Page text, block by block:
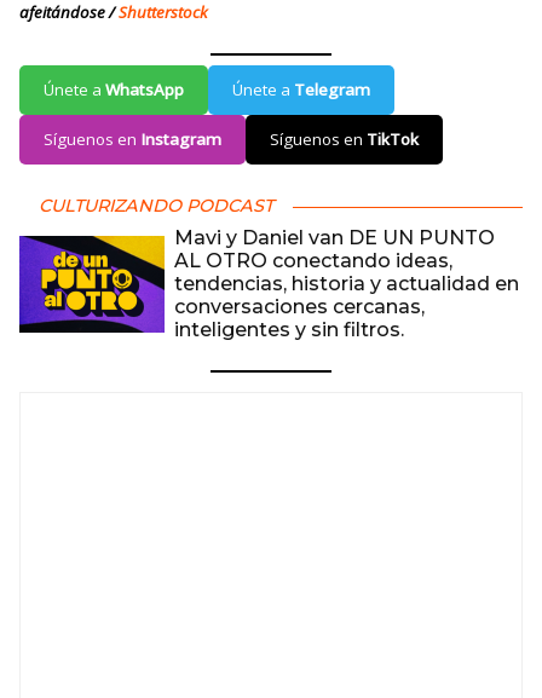
afeitándose /Shutterstock
Únete a WhatsApp Únete a Telegram
Síguenos en Instagram Síguenos en TikTok
CULTURIZANDO PODCAST
Mavi y Daniel van DE UN PUNTO
AL OTRO conectando ideas,
tendencias, historia y actualidad en
conversaciones cercanas,
inteligentes y sin filtros.